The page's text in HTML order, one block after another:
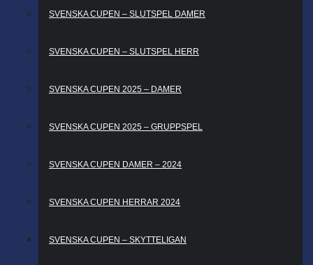
SVENSKA CUPEN – SLUTSPEL DAMER
SVENSKA CUPEN – SLUTSPEL HERR
SVENSKA CUPEN 2025 – DAMER
SVENSKA CUPEN 2025 – GRUPPSPEL
SVENSKA CUPEN DAMER – 2024
SVENSKA CUPEN HERRAR 2024
SVENSKA CUPEN – SKYTTELIGAN